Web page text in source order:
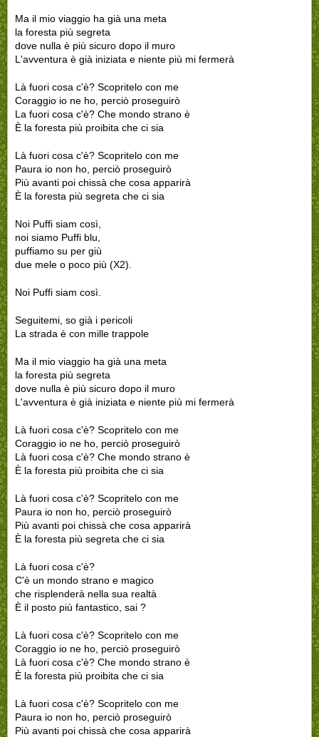
Ma il mio viaggio ha già una meta
la foresta più segreta
dove nulla è più sicuro dopo il muro
L'avventura è già iniziata e niente più mi fermerà
Là fuori cosa c'è? Scopritelo con me
Coraggio io ne ho, perciò proseguirò
La fuori cosa c'è? Che mondo strano è
È la foresta più proibita che ci sia
Là fuori cosa c'è? Scopritelo con me
Paura io non ho, perciò proseguirò
Più avanti poi chissà che cosa apparirà
È la foresta più segreta che ci sia
Noi Puffi siam così,
noi siamo Puffi blu,
puffiamo su per giù
due mele o poco più (X2).
Noi Puffi siam così.
Seguitemi, so già i pericoli
La strada è con mille trappole
Ma il mio viaggio ha già una meta
la foresta più segreta
dove nulla è più sicuro dopo il muro
L'avventura è già iniziata e niente più mi fermerà
Là fuori cosa c'è? Scopritelo con me
Coraggio io ne ho, perciò proseguirò
Là fuori cosa c'è? Che mondo strano è
È la foresta più proibita che ci sia
Là fuori cosa c'è? Scopritelo con me
Paura io non ho, perciò proseguirò
Più avanti poi chissà che cosa apparirà
È la foresta più segreta che ci sia
Là fuori cosa c'è?
C'è un mondo strano e magico
che risplenderà nella sua realtà
È il posto più fantastico, sai ?
Là fuori cosa c'è? Scopritelo con me
Coraggio io ne ho, perciò proseguirò
Là fuori cosa c'è? Che mondo strano è
È la foresta più proibita che ci sia
Là fuori cosa c'è? Scopritelo con me
Paura io non ho, perciò proseguirò
Più avanti poi chissà che cosa apparirà